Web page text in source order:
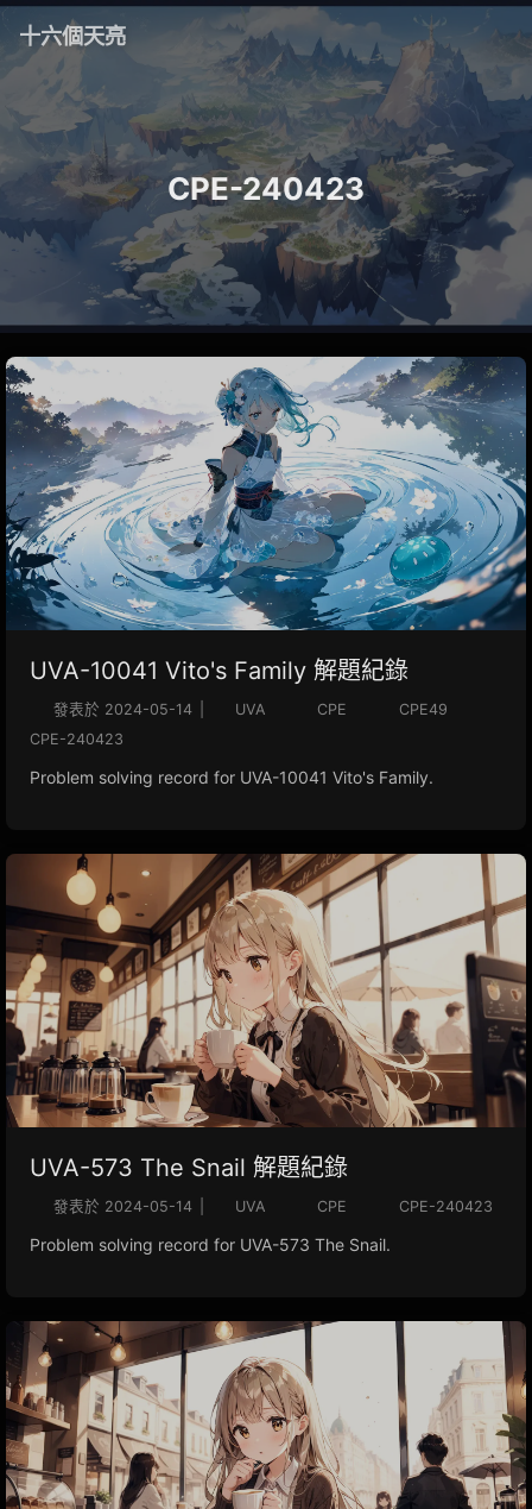
十六個天亮
CPE-240423
UVA-10041 Vito's Family 解題紀錄
發表於 2024-05-14 UVA CPE
CPE49
CPE-240423
Problem solving record for UVA-10041 Vito's Family.
UVA-573 The Snail 解題紀錄
發表於 2024-05-14 UVA CPE CPE-240423
Problem solving record for UVA-573 The Snail.